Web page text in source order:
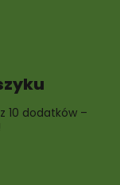
10 dodatków –